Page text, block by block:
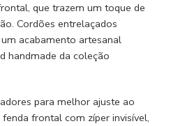
que trazem um toque de
Cordões entrelaçados
acabamento artesanal
handmade da coleção
para melhor ajuste ao
frontal com zíper invisível,